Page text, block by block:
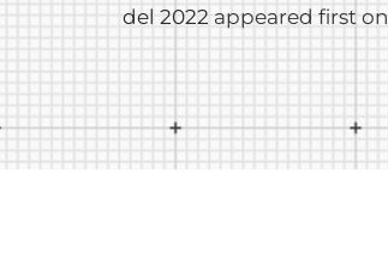
del 2022 appeared first on